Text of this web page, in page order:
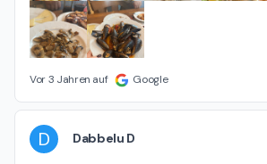
Vor 3 Jahren auf Google
D Dabbelu D